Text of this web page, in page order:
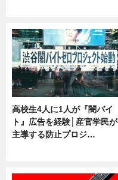
高校生4人に1人が『闇バイ
ト』広告を経験│産官学民が
主導する防止プロジ…